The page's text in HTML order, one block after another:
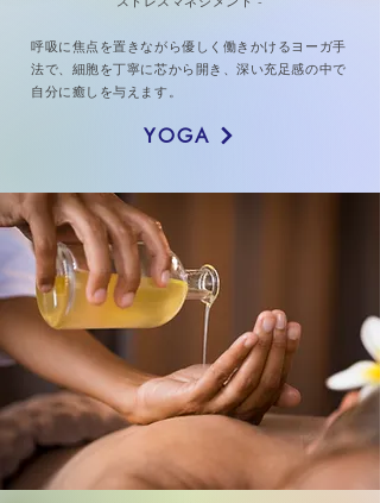
呼吸に焦点を置きながら優しく働きかけるヨーガ手
法で、細胞を丁寧に芯から開き、深い充足感の中で
自分に癒しを与えます。
YOGA